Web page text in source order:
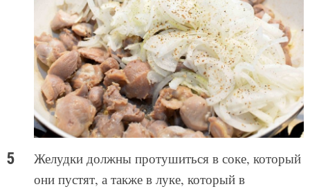
Желудки должны протушиться в соке, который
они пустят, а также в луке, который в